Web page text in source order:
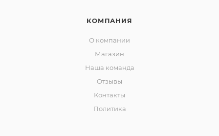
КОМПАНИЯ
О компании
Магазин
Наша команда
Отзывы
Контакты
Политика